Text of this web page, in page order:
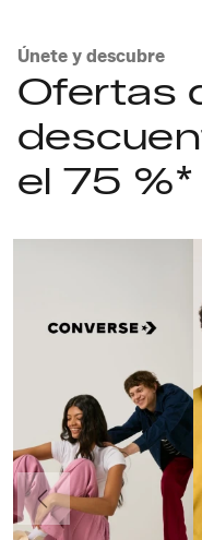
Únete y descubre
Ofertas
el 75 %*
Anteriormente